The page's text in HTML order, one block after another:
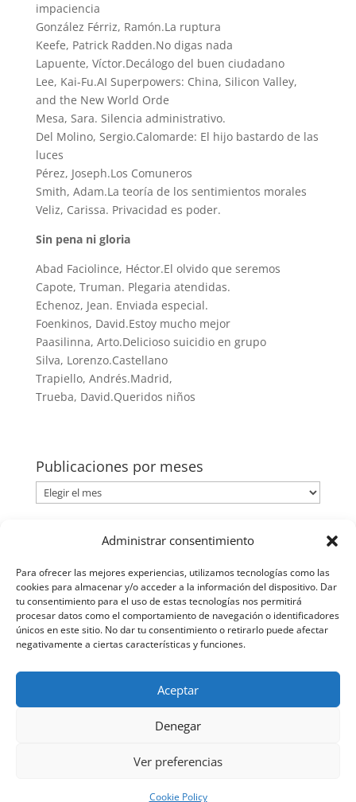
Administrar consentimiento
Para ofrecer las mejores experiencias, utilizamos tecnologías como las
cookies para almacenar y/o acceder a la información del dispositivo. Dar
tu consentimiento para el uso de estas tecnologías nos permitirá
procesar datos como el comportamiento de navegación o identificadores
únicos en este sitio. No dar tu consentimiento o retirarlo puede afectar
negativamente a ciertas características y funciones.
Aceptar
Denegar
Ver preferencias
Cookie Policy
impaciencia
González Férriz, Ramón.La ruptura
Keefe, Patrick Radden.No digas nada
Lapuente, Víctor.Decálogo del buen ciudadano
Lee, Kai-Fu.AI Superpowers: China, Silicon Valley,
and the New World Orde
Mesa, Sara. Silencia administrativo.
Del Molino, Sergio.Calomarde: El hijo bastardo de las
luces
Pérez, Joseph.Los Comuneros
Smith, Adam.La teoría de los sentimientos morales
Veliz, Carissa. Privacidad es poder.
Sin pena ni gloria
Abad Faciolince, Héctor.El olvido que seremos
Capote, Truman. Plegaria atendidas.
Echenoz, Jean. Enviada especial.
Foenkinos, David.Estoy mucho mejor
Paasilinna, Arto.Delicioso suicidio en grupo
Silva, Lorenzo.Castellano
Trapiello, Andrés.Madrid,
Trueba, David.Queridos niños
Publicaciones por meses
Publicaciones
por
Categorías
Creada por Dog Comunicacion.